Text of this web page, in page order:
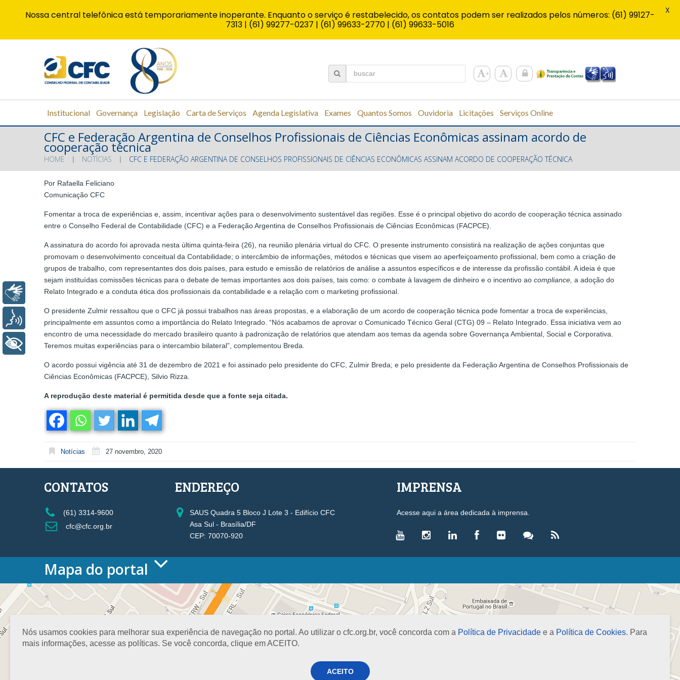
Institucional Governança Legislação Carta de Serviços Agenda Legislativa Exames Quantos Somos Ouvidoria Licitações Serviços Online
CFC e Federação Argentina de Conselhos Profissionais de Ciências Econômicas assinam acordo de
cooperação técnica
HOME NOTÍCIAS CFC E FEDERAÇÃO ARGENTINA DE CONSELHOS PROFISSIONAIS DE CIÊNCIAS ECONÔMICAS ASSINAM ACORDO DE COOPERAÇÃO TÉCNICA
Por Rafaella Feliciano
Comunicação CFC
Fomentar a troca de experiências e, assim, incentivar ações para o desenvolvimento sustentável das regiões. Esse é o principal objetivo do acordo de cooperação técnica assinado
entre o Conselho Federal de Contabilidade (CFC) e a Federação Argentina de Conselhos Profissionais de Ciências Econômicas (FACPCE).
A assinatura do acordo foi aprovada nesta última quinta-feira (26), na reunião plenária virtual do CFC. O presente instrumento consistirá na realização de ações conjuntas que
promovam o desenvolvimento conceitual da Contabilidade; o intercâmbio de informações, métodos e técnicas que visem ao aperfeiçoamento profissional, bem como a criação de
grupos de trabalho, com representantes dos dois países, para estudo e emissão de relatórios de análise a assuntos específicos e de interesse da profissão contábil. A ideia é que
sejam instituídas comissões técnicas para o debate de temas importantes aos dois países, tais como: o combate à lavagem de dinheiro e o incentivo ao compliance, a adoção do
Relato Integrado e a conduta ética dos profissionais da contabilidade e a relação com o marketing profissional.
O presidente Zulmir ressaltou que o CFC já possui trabalhos nas áreas propostas, e a elaboração de um acordo de cooperação técnica pode fomentar a troca de experiências,
principalmente em assuntos como a importância do Relato Integrado. “Nós acabamos de aprovar o Comunicado Técnico Geral (CTG) 09 – Relato Integrado. Essa iniciativa vem ao
encontro de uma necessidade do mercado brasileiro quanto à padronização de relatórios que atendam aos temas da agenda sobre Governança Ambiental, Social e Corporativa.
Teremos muitas experiências para o intercambio bilateral”, complementou Breda.
O acordo possui vigência até 31 de dezembro de 2021 e foi assinado pelo presidente do CFC, Zulmir Breda; e pelo presidente da Federação Argentina de Conselhos Profissionais de
Ciências Econômicas (FACPCE), Silvio Rizza.
A reprodução deste material é permitida desde que a fonte seja citada.
Notícias 27 novembro, 2020
Nós usamos cookies para melhorar sua experiência de navegação no portal. Ao utilizar o cfc.org.br, você concorda com a Política de Privacidade e a Política de Cookies. Para
mais informações, acesse as políticas. Se você concorda, clique em ACEITO.
ACEITO
CONTATOS
(61) 3314-9600
cfc@cfc.org.br
ENDEREÇO
SAUS Quadra 5 Bloco J Lote 3 - Edifício CFC
Asa Sul - Brasília/DF
CEP: 70070-920
IMPRENSA
Acesse aqui a área dedicada à imprensa.
Mapa do portal
HOME
O CONSELHO
Conselho Diretor
Planejamento
Organograma
VICE-PRESIDÊNCIAS
Administrativa
Controle Interno
Governança e Gestão Estratégica
Fiscalização, Ética e Disciplina
LEGISLAÇÃO
Decretos-Lei
Normas Brasileiras de Contabilidade
Nossa central telefônica está temporariamente inoperante. Enquanto o serviço é restabelecido, os contatos podem ser realizados pelos números: (61) 99127-
7313 | (61) 99277-0237 | (61) 99633-2770 | (61) 99633-5016
X
Libras
+ Acessibilidade